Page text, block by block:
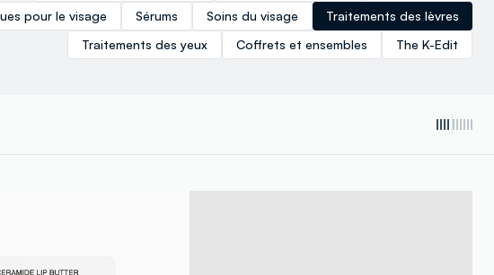
button.loginandregister
button.order.tracking
pour le visage
Sérums Soins du visage
Traitements des lèvres
Traitements des yeux
Coffrets et ensembles The K-Edit